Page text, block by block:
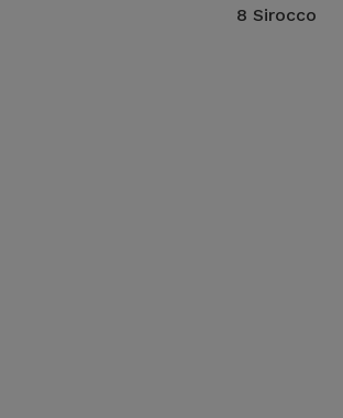
8 Sirocco